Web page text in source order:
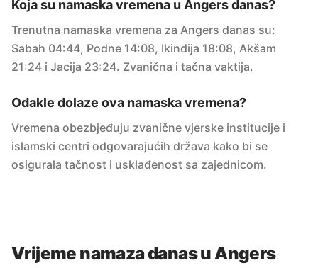
Koja su namaska vremena u Angers danas?
Trenutna namaska vremena za Angers danas su:
Sabah 04:44, Podne 14:08, Ikindija 18:08, Akšam
21:24 i Jacija 23:24. Zvanična i tačna vaktija.
Odakle dolaze ova namaska vremena?
Vremena obezbjeđuju zvanične vjerske institucije i
islamski centri odgovarajućih država kako bi se
osigurala tačnost i usklađenost sa zajednicom.
Vrijeme namaza danas u Angers